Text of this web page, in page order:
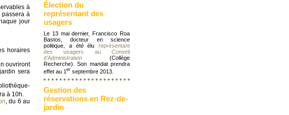
à
passera à
jour
horaires
ouvriront
sera
à 10h.
, du 6 au
Élection du
représentant des
usagers
Le 13 mai dernier, Francisco Roa
Bastos, docteur en science
politique, a été élu représentant
des usagers au Conseil
d’Administration (Collège
Recherche). Son mandat prendra
effet au 1 er septembre 2013.
Gestion des
réservations en Rez-de-
jardin